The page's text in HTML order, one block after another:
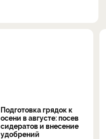
Подготовка грядок к
осени в августе: посев
сидератов и внесение
удобрений